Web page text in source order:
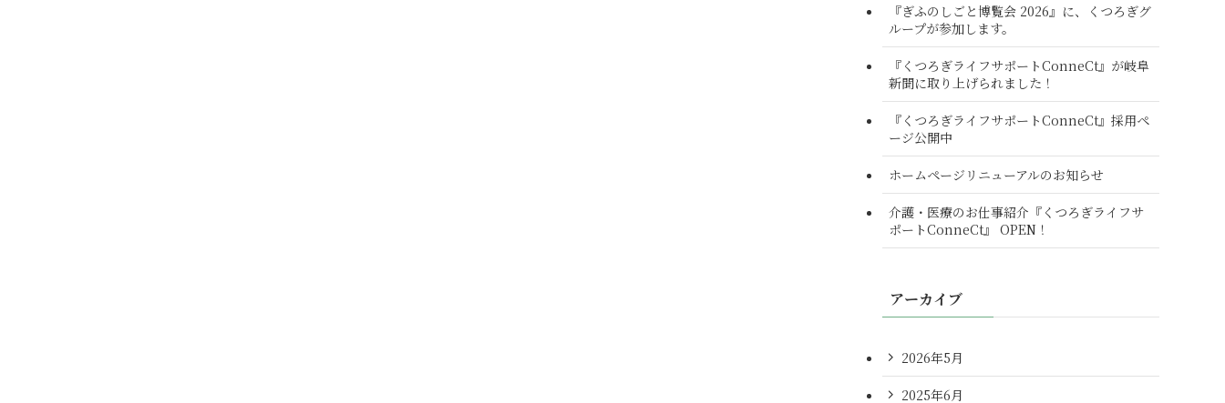
『ぎふのしごと博覧会 2026』に、くつろぎグ
ループが参加します。
『くつろぎライフサポートConneCt』が岐阜
新聞に取り上げられました！
『くつろぎライフサポートConneCt』採用ペ
ージ公開中
ホームページリニューアルのお知らせ
介護・医療のお仕事紹介『くつろぎライフサ
ポートConneCt』 OPEN！
アーカイブ
2026年5月
2025年6月